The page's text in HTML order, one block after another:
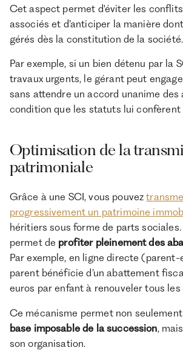
Cet aspect permet d'éviter les
associés et d’anticiper la manière
gérés dès la constitution de la société.
Par exemple, si un bien détenu par la
travaux urgents, le gérant peut
sans attendre un accord unanime des
condition que les statuts lui confèrent
Optimisation de la
patrimoniale
Grâce à une SCI, vous pouvez
progressivement un patrimoine
héritiers sous forme de parts
permet de profiter pleinement des
Par exemple, en ligne directe
parent bénéficie d’un abattement
euros par enfant à renouveler tous les
Ce mécanisme permet non
base imposable de la succession,
son organisation.